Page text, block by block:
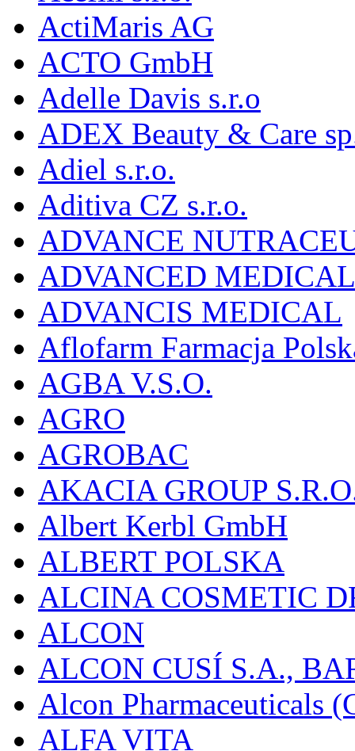
ActiMaris AG
ACTO GmbH
Adelle Davis s.r.o
ADEX Beauty & Care
Adiel s.r.o.
Aditiva CZ s.r.o.
ADVANCE
ADVANCED
ADVANCIS MEDICAL
Aflofarm Farmacja
AGBA V.S.O.
AGRO
AGROBAC
AKACIA GROUP
Albert Kerbl GmbH
ALBERT POLSKA
ALCINA COSMETIC
ALCON
ALCON CUSÍ S.A.,
Alcon Pharmaceuticals
ALFA VITA